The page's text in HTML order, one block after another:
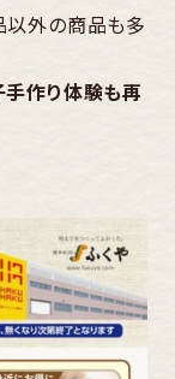
以外の商品も多
作り体験も再